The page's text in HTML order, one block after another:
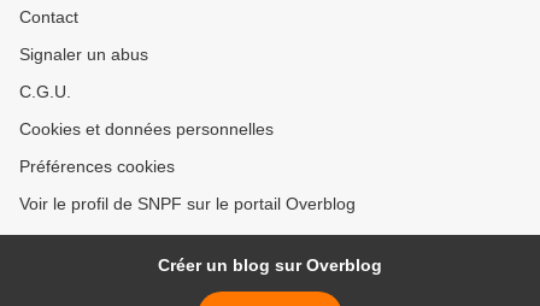
Contact
Signaler un abus
C.G.U.
Cookies et données personnelles
Préférences cookies
Voir le profil de SNPF sur le portail Overblog
Créer un blog sur Overblog